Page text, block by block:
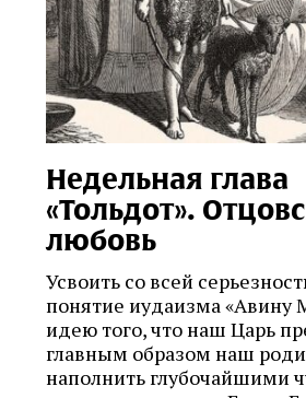
Недельная глава
«Тольдот».
любовь
Усвоить со всей
понятие иудаизма «Авину
идею того, что наш Царь
главным образом наш
наполнить глубочайшими